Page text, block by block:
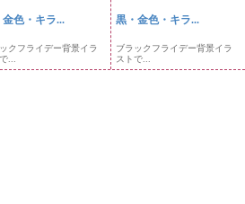
金色・キラ...
クフライデー背景イラ
...
黒・金色・キラ...
ブラックフライデー背景イラ
ストで...